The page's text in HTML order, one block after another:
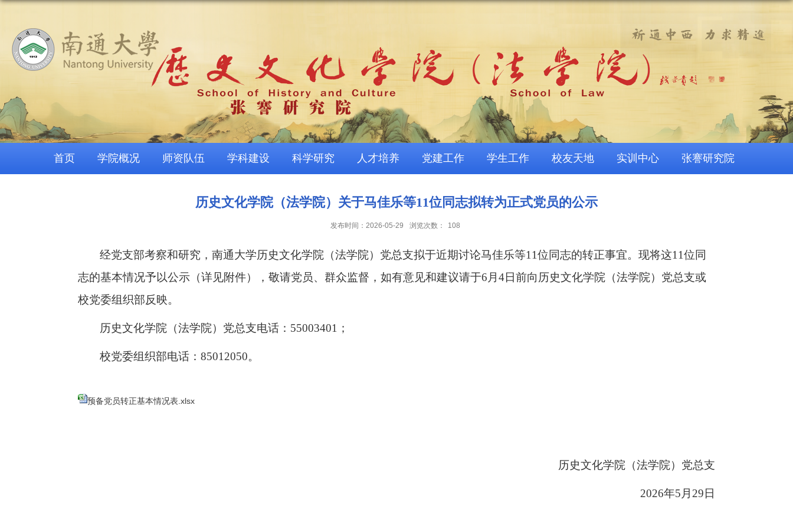
首页 学院概况 师资队伍 学科建设 科学研究 人才培养 党建工作 学生工作 校友天地 实训中心 张謇研究院
历史文化学院（法学院）关于马佳乐等11位同志拟转为正式党员的公示
发布时间：2026-05-29 浏览次数： 108
经党支部考察和研究，南通大学历史文化学院（法学院）党总支拟于近期讨论马佳乐等11位同志的转正事宜。现将这11位同
志的基本情况予以公示（详见附件），敬请党员、群众监督，如有意见和建议请于6月4日前向历史文化学院（法学院）党总支或
校党委组织部反映。
历史文化学院（法学院）党总支电话：55003401；
校党委组织部电话：85012050。
预备党员转正基本情况表.xlsx
历史文化学院（法学院）党总支
2026年5月29日